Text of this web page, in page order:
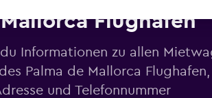
Flughafen
Informationen zu allen
Palma de Mallorca
und Telefonnummer